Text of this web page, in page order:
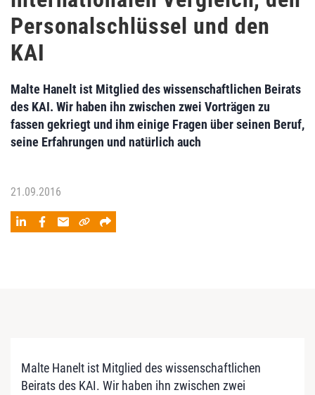
Personalschlüssel und den
KAI
Malte Hanelt ist Mitglied des wissenschaftlichen Beirats
des KAI. Wir haben ihn zwischen zwei Vorträgen zu
fassen gekriegt und ihm einige Fragen über seinen Beruf,
seine Erfahrungen und natürlich auch
21.09.2016
Malte Hanelt ist Mitglied des wissenschaftlichen
Beirats des KAI. Wir haben ihn zwischen zwei